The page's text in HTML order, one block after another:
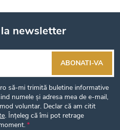
newsletter
să-mi trimită buletine informative
numele și adresa mea de e-mail,
voluntar. Declar că am citit
. Înțeleg că îmi pot retrage
ABONATI-VA